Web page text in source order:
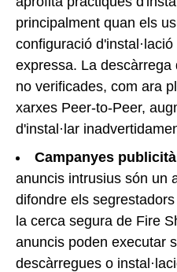
principalment quan els
configuració
expressa. La
no verificades, com ara
xarxes Peer-to-Peer,
d'instal·lar
Campanyes
anuncis intrusius són un
difondre els
la cerca segura de Fire
anuncis poden executar
descàrregues o